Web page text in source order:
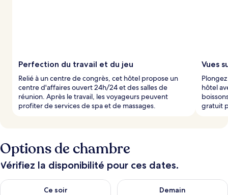
Perfection du travail et du jeu
Relié à un centre de congrès, cet hôtel propose un
centre d'affaires ouvert 24h/24 et des salles de
réunion. Après le travail, les voyageurs peuvent
profiter de services de spa et de massages.
Vues
hôtel
gratuit
Options de chambre
Vérifiez la disponibilité pour ces dates.
Ce soir
Vérifier la disponibilité pour ce soir août 6 - août 7
Demain
Vérifier la disponibilité pour